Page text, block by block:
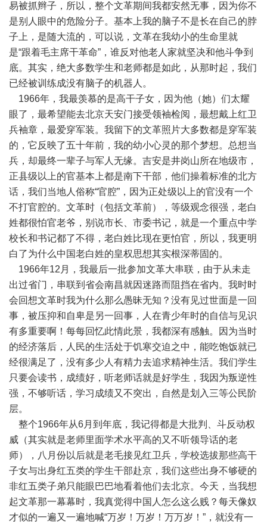
易被抓辫子，所以，整个文革期间我都安然无事，因为你不
是别人眼中的危险分子。基本上我的脑子不是长在自己的脖
子上，是随大流的，可以说，文革在我幼小的生命里就
是“跟着毛主席干革命”，谁反对他老人家就坚决和他斗争到
底。其实，绝大多数学生和老师都是如此，从那时起，我们
已经被训练成没有脑子的机器人。
1966年，我最羡慕的是高干子女，因为他（她）们太耀
眼了，最希望能去北京天安门接受领袖检阅，最想戴上红卫
兵袖章，最爱穿军装。我留下的文革照片大多数都是穿军装
的，它反映了五十年前，我的幼小心灵的那个梦想。总想当
兵，却最终一辈子与军人无缘。吉安是井岗山所在地级市，
正县级以上的官基本上都是南下干部，他们操着标准的北方
话，我们当地人俗称“官腔”，因为正处级以上的官没有一个
不打官腔的。文革时（包括文革前），等级观念很强，老白
姓都很怕官老爷，别说市长、市委书记，就是一个重点中学
校长和书记都了不得，老白姓比现在更怕官，所以，我更明
白了为什么中国老白姓的皇权思想其实根深蒂固的。
1966年12月，我最后一批参加文革大串联，由于从未走
出过省门，串联到省会南昌就因迷路而阻挡在省内。我时时
会回想文革时我为什么那么愚昧无知？没有见过世面是一回
事，被压抑和自卑是另一回事，人在青少年时的自信与见识
有多重要啊！每每回忆此情此景，我都深有感触。因为当时
的经济落后，人民的生活处于饥寒交迫之中，能吃饱饭就已
经很满足了，没有多少人有精力去追求精神生活。我们学生
只要会读书，成绩好，听老师话就是好学生，我因为叛逆性
强，不够听话，学习成绩又不突出，自然是划入三等公民阶
层。
整个1966年从6月到年底，我记得都是大批判、斗反动权
威（其实就是老师里面学术水平高的又不听领导话的老
师），八月份以后就是老毛接见红卫兵，学校选拔那些高干
子女与出身红五类的学生干部赴京，我们这些出身不够硬的
非红五类子弟只能眼巴巴地看着他们去北京。今天，当我想
起文革那一幕幕时，我真觉得中国人怎么这么贱？每天像奴
才似的一遍又一遍地喊“万岁！万岁！万万岁！”，就没有一